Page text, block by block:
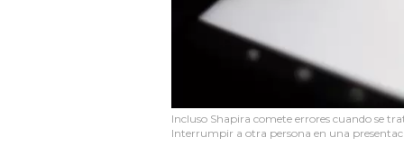
Incluso Shapira comete errores cuando se
Interrumpir a otra persona en una